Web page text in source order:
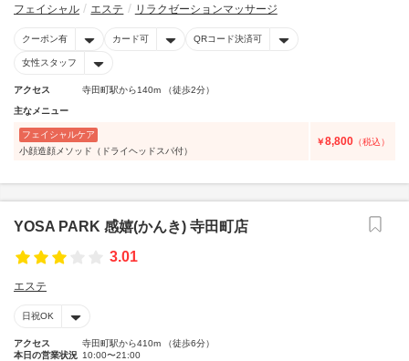
フェイシャル エステ リラクゼーションマッサージ
クーポン有 カード可 QRコード決済可
女性スタッフ
アクセス 寺田町駅から140m （徒歩2分）
主なメニュー
フェイシャルケア
小顔造顔メソッド（ドライヘッドスパ付）
￥8,800 （税込）
YOSA PARK 感嬉(かんき) 寺田町店
3.01
エステ
日祝OK
アクセス
寺田町駅から410m （徒歩6分）
本日の営業状況 10:00〜21:00